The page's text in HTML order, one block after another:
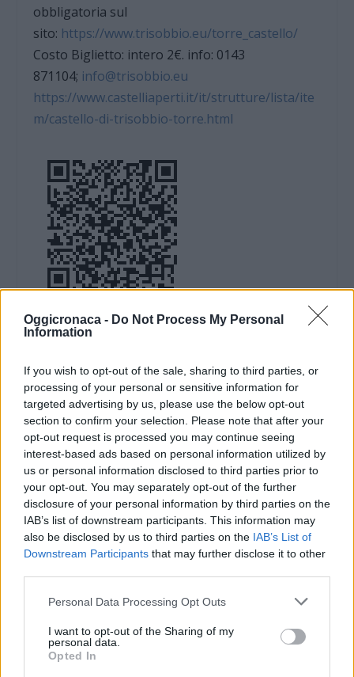
Oggicronaca - Do Not Process My Personal
Information
If you wish to opt-out of the sale, sharing to third parties, or
processing of your personal or sensitive information for
targeted advertising by us, please use the below opt-out
section to confirm your selection. Please note that after your
opt-out request is processed you may continue seeing
interest-based ads based on personal information utilized by
us or personal information disclosed to third parties prior to
your opt-out. You may separately opt-out of the further
disclosure of your personal information by third parties on the
IAB’s list of downstream participants. This information may
also be disclosed by us to third parties on the IAB’s List of
Downstream Participants that may further disclose it to other
Personal Data Processing Opt Outs
I want to opt-out of the Sharing of my
personal data.
Opted In
obbligatoria sul
sito: https://www.trisobbio.eu/torre_castello/
Costo Biglietto: intero 2€. info: 0143
871104; info@trisobbio.eu
https://www.castelliaperti.it/it/strutture/lista/ite
m/castello-di-trisobbio-torre.html
DOWNLOAD QR 🠋
Condividi:
WhatsApp
Stampa
Correlati
Castelli Aperti 2024:
di domenica 18 agosto
16 Agosto 2024
In "Dove Andare"
Castelli Aperti 2024:
domenica 8 settembre
6 Settembre 2024